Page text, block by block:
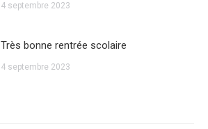
4 septembre 2023
Très bonne rentrée scolaire
4 septembre 2023